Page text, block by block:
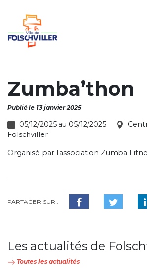
Zumba’thon
Publié le 13 janvier 2025
05/12/2025 au 05/12/2025
Folschviller
Organisé par l’association Zumba
PARTAGER SUR :
Les actualités de
Toutes les actualités